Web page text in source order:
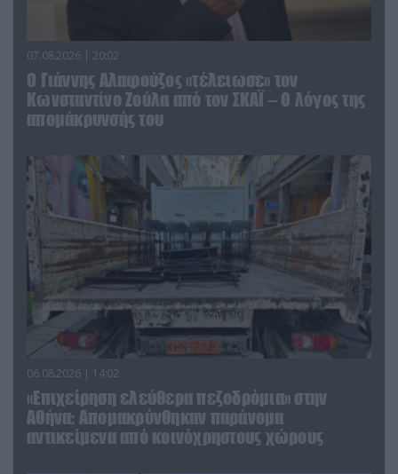
07.08.2026 | 20:02
Ο Γιάννης Αλαφούζος «τέλειωσε» τον
Κωνσταντίνο Ζούλα από τον ΣΚΑΪ – Ο λόγος της
απομάκρυνσής του
06.08.2026 | 14:02
«Επιχείρηση ελεύθερα πεζοδρόμια» στην
Αθήνα: Απομακρύνθηκαν παράνομα
αντικείμενα από κοινόχρηστους χώρους